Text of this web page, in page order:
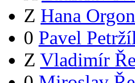
Z Hana
0 Pavel
Z Vladimír